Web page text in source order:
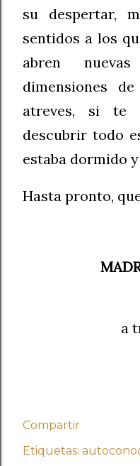
su despertar,
sentidos a los
abren
dimensiones
atreves, si te
descubrir todo
estaba dormido
Hasta pronto,
a
Compartir
Etiquetas: